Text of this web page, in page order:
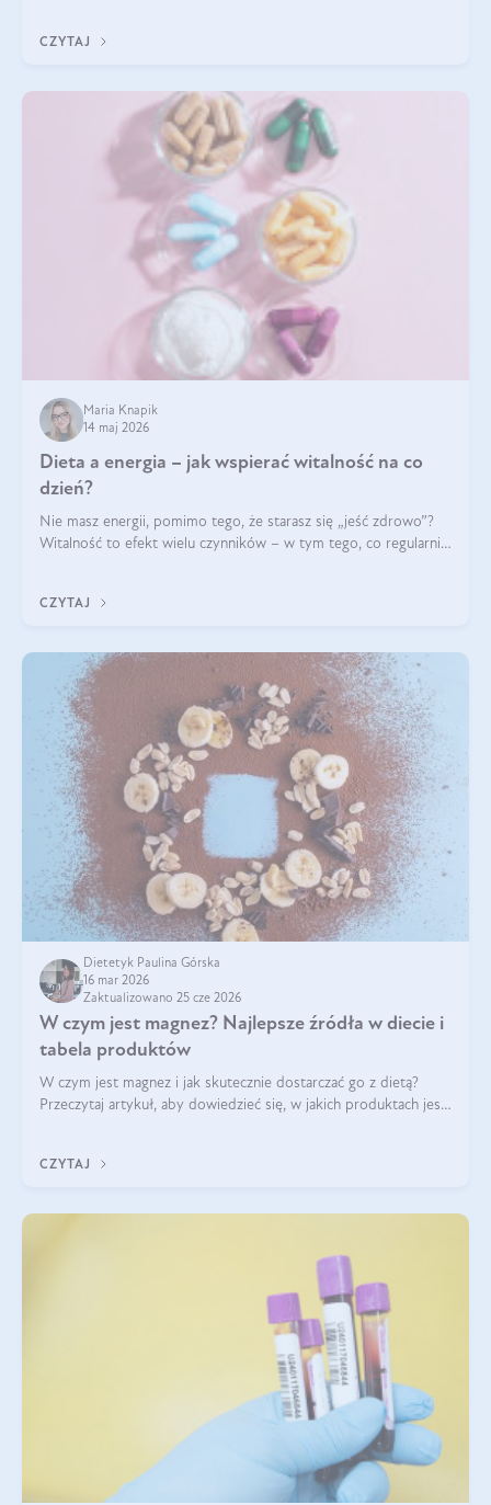
bariera hydrolipidowa.
CZYTAJ
Maria Knapik
14 maj 2026
Dieta a energia – jak wspierać witalność na co
dzień?
Nie masz energii, pomimo tego, że starasz się „jeść zdrowo”?
Witalność to efekt wielu czynników – w tym tego, co regularnie
CZYTAJ
Dietetyk Paulina Górska
16 mar 2026
Zaktualizowano 25 cze 2026
W czym jest magnez? Najlepsze źródła w diecie i
tabela produktów
W czym jest magnez i jak skutecznie dostarczać go z dietą?
Przeczytaj artykuł, aby dowiedzieć się, w jakich produktach jest
CZYTAJ